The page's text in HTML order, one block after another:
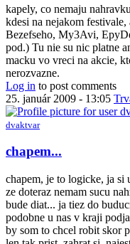
to
dobre
,oli,
ale
co
kapely
by
dvaktvar
kapely, co nemaju
kdesi na nejakom
Bezefseho, My3Avi,
pod.) Tu nie su nic platne
macku vo vreci na akcie,
nerozvazne.
Log in to post comments
25. január 2009 - 13:05
dvaktvar
In
reply
to
kapely,
co
nemaju
nahravku
sa
chapem...
chapem, je to logicke, ja si
ze doteraz nemam sucu
bude diat... ja tiez do
podobne u nas v kraji
by som to chcel robit skor